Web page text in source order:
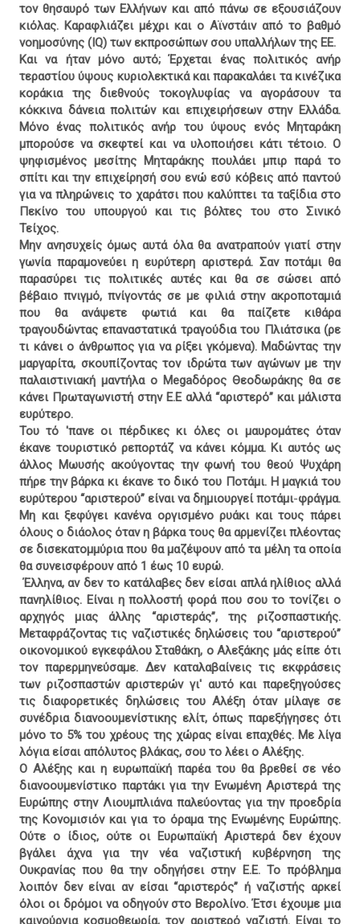
τον θησαυρό των Ελλήνων και από πάνω σε εξουσιάζουν
κιόλας. Καραφλιάζει μέχρι και ο Αϊνστάιν από το βαθμό
νοημοσύνης (IQ) των εκπροσώπων σου υπαλλήλων της ΕΕ.
Και να ήταν μόνο αυτό; Έρχεται ένας πολιτικός ανήρ
τεραστίου ύψους κυριολεκτικά και παρακαλάει τα κινέζικα
κοράκια της διεθνούς τοκογλυφίας να αγοράσουν τα
κόκκινα δάνεια πολιτών και επιχειρήσεων στην Ελλάδα.
Μόνο ένας πολιτικός ανήρ του ύψους ενός Μηταράκη
μπορούσε να σκεφτεί και να υλοποιήσει κάτι τέτοιο. Ο
ψηφισμένος μεσίτης Μηταράκης πουλάει μπιρ παρά το
σπίτι και την επιχείρησή σου ενώ εσύ κόβεις από παντού
για να πληρώνεις το χαράτσι που καλύπτει τα ταξίδια στο
Πεκίνο του υπουργού και τις βόλτες του στο Σινικό
Τείχος.
Μην ανησυχείς όμως αυτά όλα θα ανατραπούν γιατί στην
γωνία παραμονεύει η ευρύτερη αριστερά. Σαν ποτάμι θα
παρασύρει τις πολιτικές αυτές και θα σε σώσει από
βέβαιο πνιγμό, πνίγοντάς σε με φιλιά στην ακροποταμιά
που θα ανάψετε φωτιά και θα παίζετε κιθάρα
τραγουδώντας επαναστατικά τραγούδια του Πλιάτσικα (ρε
τι κάνει ο άνθρωπος για να ρίξει γκόμενα). Μαδώντας την
μαργαρίτα, σκουπίζοντας τον ιδρώτα των αγώνων με την
παλαιστινιακή μαντήλα ο Megaδόρος Θεοδωράκης θα σε
κάνει Πρωταγωνιστή στην Ε.Ε αλλά “αριστερό” και μάλιστα
ευρύτερο.
Του τό 'πανε οι πέρδικες κι όλες οι μαυρομάτες όταν
έκανε τουριστικό ρεπορτάζ να κάνει κόμμα. Κι αυτός ως
άλλος Μωυσής ακούγοντας την φωνή του θεού Ψυχάρη
πήρε την βάρκα κι έκανε το δικό του Ποτάμι. Η μαγκιά του
ευρύτερου “αριστερού” είναι να δημιουργεί ποτάμι-φράγμα.
Μη και ξεφύγει κανένα οργισμένο ρυάκι και τους πάρει
όλους ο διάολος όταν η βάρκα τους θα αρμενίζει πλέοντας
σε δισεκατομμύρια που θα μαζέψουν από τα μέλη τα οποία
θα συνεισφέρουν από 1 έως 10 ευρώ.
Έλληνα, αν δεν το κατάλαβες δεν είσαι απλά ηλίθιος αλλά
πανηλίθιος. Είναι η πολλοστή φορά που σου το τονίζει ο
αρχηγός μιας άλλης “αριστεράς”, της ριζοσπαστικής.
Μεταφράζοντας τις ναζιστικές δηλώσεις του “αριστερού”
οικονομικού εγκεφάλου Σταθάκη, ο Αλεξάκης μάς είπε ότι
τον παρερμηνεύσαμε. Δεν καταλαβαίνεις τις εκφράσεις
των ριζοσπαστών αριστερών γι' αυτό και παρεξηγούσες
τις διαφορετικές δηλώσεις του Αλέξη όταν μίλαγε σε
συνέδρια διανοουμενίστικης ελίτ, όπως παρεξήγησες ότι
μόνο το 5% του χρέους της χώρας είναι επαχθές. Με λίγα
λόγια είσαι απόλυτος βλάκας, σου το λέει ο Αλέξης.
Ο Αλέξης και η ευρωπαϊκή παρέα του θα βρεθεί σε νέο
διανοουμενίστικο παρτάκι για την Ενωμένη Αριστερά της
Ευρώπης στην Λιουμπλιάνα παλεύοντας για την προεδρία
της Κονομισιόν και για το όραμα της Ενωμένης Ευρώπης.
Ούτε ο ίδιος, ούτε οι Ευρωπαϊκή Αριστερά δεν έχουν
βγάλει άχνα για την νέα ναζιστική κυβέρνηση της
Ουκρανίας που θα την οδηγήσει στην Ε.Ε. Το πρόβλημα
λοιπόν δεν είναι αν είσαι “αριστερός” ή ναζιστής αρκεί
όλοι οι δρόμοι να οδηγούν στο Βερολίνο. Έτσι έχουμε μια
καινούργια κοσμοθεωρία, τον αριστερό ναζιστή. Είναι το